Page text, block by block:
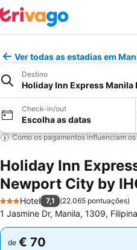
Ver todas as estadias em
Destino
Holiday Inn Express Manila
Check-in/out
Escolha as datas
Como os pagamentos influenciam
Holiday Inn
Newport City by
3 Estrelas
Hotel 7,1 (22.065 pontuações)
1 Jasmine Dr, Manila, 1309,
de € 70
de € 70